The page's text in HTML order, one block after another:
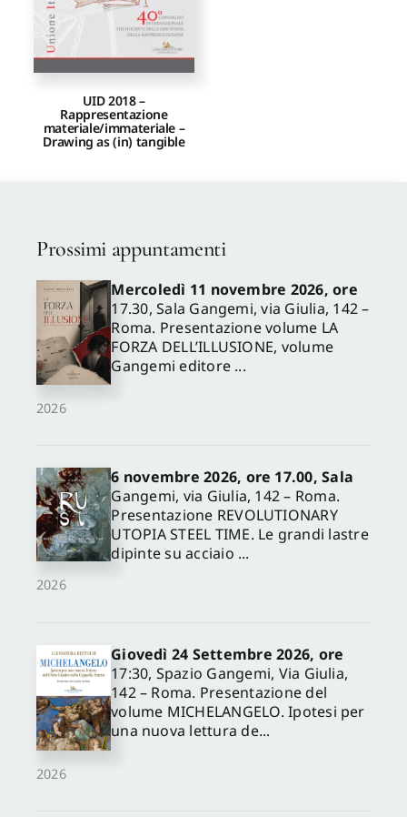
UID 2018 –
Rappresentazione
materiale/immateriale –
Drawing as (in) tangible
Prossimi appuntamenti
2026
Mercoledì 11 novembre 2026, ore
17.30, Sala Gangemi, via Giulia, 142 –
Roma. Presentazione volume LA
FORZA DELL’ILLUSIONE, volume
Gangemi editore ...
2026
6 novembre 2026, ore 17.00, Sala
Gangemi, via Giulia, 142 – Roma.
Presentazione REVOLUTIONARY
UTOPIA STEEL TIME. Le grandi lastre
dipinte su acciaio ...
2026
Giovedì 24 Settembre 2026, ore
17:30, Spazio Gangemi, Via Giulia,
142 – Roma. Presentazione del
volume MICHELANGELO. Ipotesi per
una nuova lettura de...